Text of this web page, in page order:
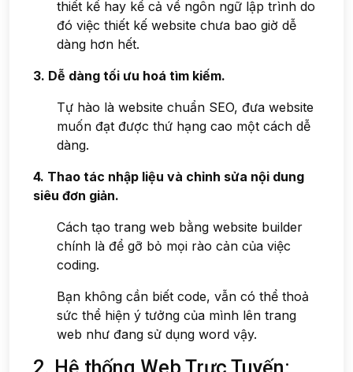
thiết kế hay kể cả về ngôn ngữ lập trình do
đó việc thiết kế website chưa bao giờ dễ
dàng hơn hết.
3. Dễ dàng tối ưu hoá tìm kiếm.
Tự hào là website chuẩn SEO, đưa website
muốn đạt được thứ hạng cao một cách dễ
dàng.
4. Thao tác nhập liệu và chỉnh sửa nội dung
siêu đơn giản.
Cách tạo trang web bằng website builder
chính là để gỡ bỏ mọi rào cản của việc
coding.
Bạn không cần biết code, vẫn có thể thoả
sức thể hiện ý tưởng của mình lên trang
web như đang sử dụng word vậy.